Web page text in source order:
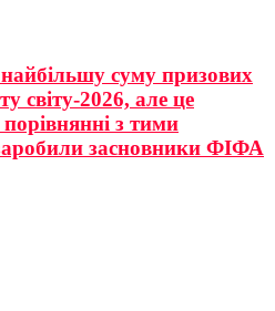
найбільшу суму призових
світу-2026, але це
з тими
засновники ФІФА